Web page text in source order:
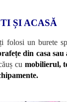
ȘI ACASĂ
folosi un burete
din casa
cu mobilierul,